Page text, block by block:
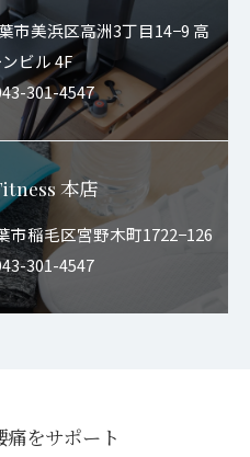
市美浜区高洲3丁目14−9 高
ビル 4F
301-4547
本店
市稲毛区宮野木町1722−126
301-4547
をサポート